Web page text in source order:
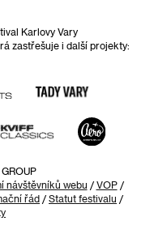
Karlovy Vary
zastřešuje i další projekty:
návštěvníků webu / VOP/
řád / Statut festivalu /